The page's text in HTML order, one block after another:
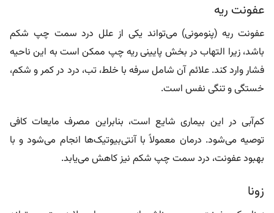
عفونت ریه
عفونت ریه (پنومونی) می‌تواند یکی از علل درد سمت چپ شکم
باشد، زیرا التهاب در بخش پایینی ریه چپ ممکن است به این ناحیه
فشار وارد کند. علائم آن شامل سرفه با خلط، تب، درد در کمر و شکم،
خستگی و تنگی نفس است.
کم‌آبی در این بیماری شایع است، بنابراین مصرف مایعات کافی
توصیه می‌شود. درمان معمولاً با آنتی‌بیوتیک‌ها انجام می‌شود و با
بهبود عفونت، درد سمت چپ شکم نیز کاهش می‌یابد.
زونا